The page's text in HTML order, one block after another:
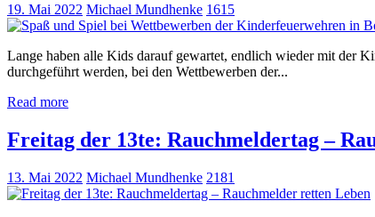
19. Mai 2022 Michael Mundhenke 1615
Lange haben alle Kids darauf gewartet, endlich wieder mit der
durchgeführt werden, bei den Wettbewerben der...
Read more
Freitag der 13te: Rauchmeldertag –
13. Mai 2022 Michael Mundhenke 2181